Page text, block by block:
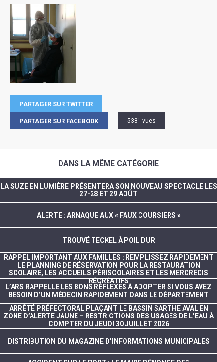
PARTAGER SUR TWITTER
PARTAGER SUR FACEBOOK 5381 vues
DANS LA MÊME CATÉGORIE
LA SUZE EN LUMIÈRE PRÉSENTERA SON NOUVEAU SPECTACLE LES
27-28 ET 29 AOÛT
ALERTE : ARNAQUE AUX « FAUX COURSIERS »
TROUVÉ TECKEL À POIL DUR
RAPPEL IMPORTANT AUX FAMILLES : REMPLISSEZ RAPIDEMENT
LE PLANNING DE RÉSERVATION POUR LA RESTAURATION
SCOLAIRE, LES ACCUEILS PÉRISCOLAIRES ET LES MERCREDIS
RÉCRÉATIFS
L’ARS RAPPELLE LES BONS RÉFLEXES À ADOPTER SI VOUS AVEZ
BESOIN D’UN MÉDECIN RAPIDEMENT DANS LE DÉPARTEMENT
ARRÊTÉ PRÉFECTORAL PLAÇANT LE BASSIN SARTHE AVAL EN
ZONE D’ALERTE JAUNE – RESTRICTIONS DES USAGES DE L’EAU À
COMPTER DU JEUDI 30 JUILLET 2026
DISTRIBUTION DU MAGAZINE D’INFORMATIONS MUNICIPALES